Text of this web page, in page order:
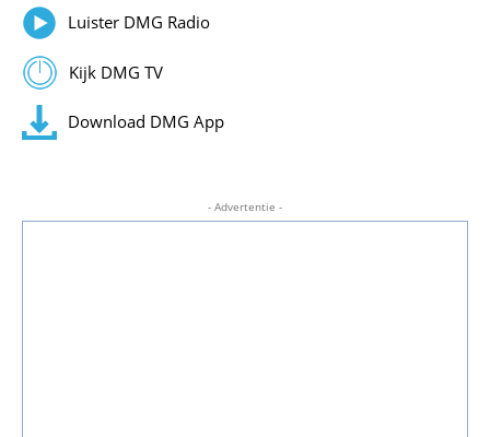
Luister DMG Radio
Kijk DMG TV
Download DMG App
- Advertentie -